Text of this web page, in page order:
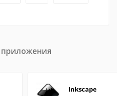
Inkscape